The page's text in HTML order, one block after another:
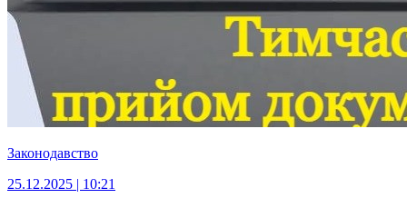
Законодавство
25.12.2025 | 10:21